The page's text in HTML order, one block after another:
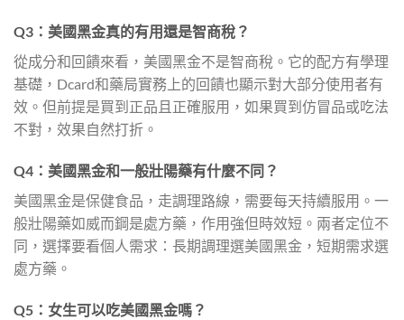
Q3：美國黑金真的有用還是智商稅？
從成分和回饋來看，美國黑金不是智商稅。它的配方有學理
基礎，Dcard和藥局實務上的回饋也顯示對大部分使用者有
效。但前提是買到正品且正確服用，如果買到仿冒品或吃法
不對，效果自然打折。
Q4：美國黑金和一般壯陽藥有什麼不同？
美國黑金是保健食品，走調理路線，需要每天持續服用。一
般壯陽藥如威而鋼是處方藥，作用強但時效短。兩者定位不
同，選擇要看個人需求：長期調理選美國黑金，短期需求選
處方藥。
Q5：女生可以吃美國黑金嗎？